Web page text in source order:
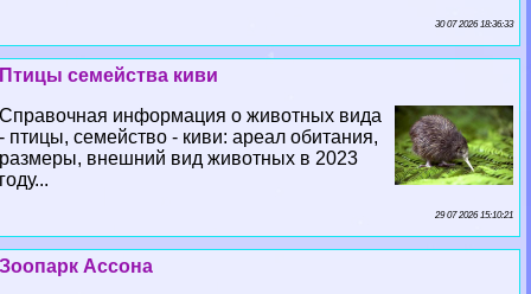
30 07 2026 18:36:33
Птицы семейства киви
Справочная информация о животных вида
- птицы, семейство - киви: ареал обитания,
размеры, внешний вид животных в 2023
году...
29 07 2026 15:10:21
Зоопарк Ассона